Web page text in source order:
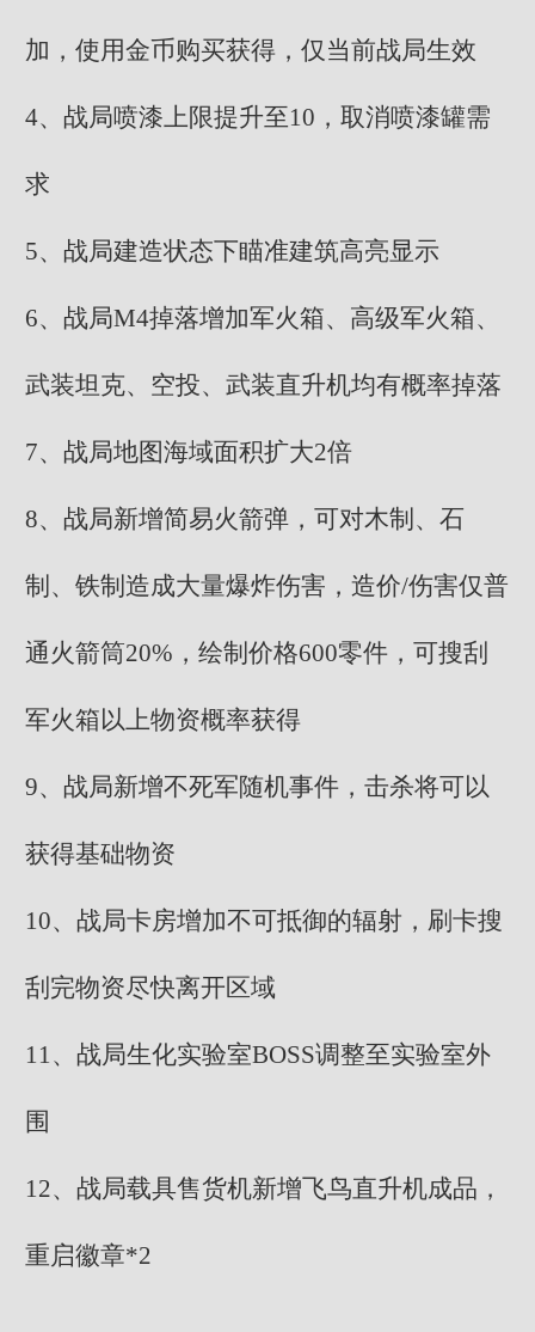
加，使用金币购买获得，仅当前战局生效
4、战局喷漆上限提升至10，取消喷漆罐需
求
5、战局建造状态下瞄准建筑高亮显示
6、战局M4掉落增加军火箱、高级军火箱、
武装坦克、空投、武装直升机均有概率掉落
7、战局地图海域面积扩大2倍
8、战局新增简易火箭弹，可对木制、石
制、铁制造成大量爆炸伤害，造价/伤害仅普
通火箭筒20%，绘制价格600零件，可搜刮
军火箱以上物资概率获得
9、战局新增不死军随机事件，击杀将可以
获得基础物资
10、战局卡房增加不可抵御的辐射，刷卡搜
刮完物资尽快离开区域
11、战局生化实验室BOSS调整至实验室外
围
12、战局载具售货机新增飞鸟直升机成品，
重启徽章*2